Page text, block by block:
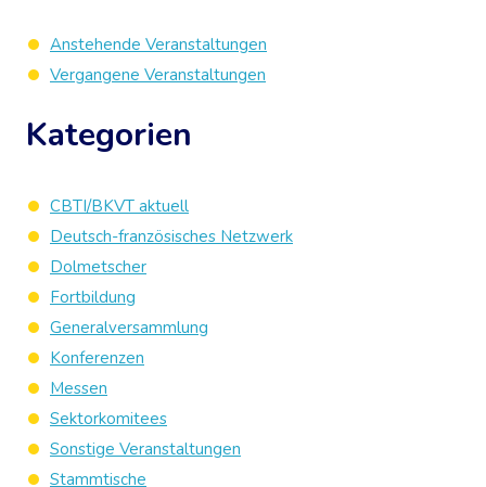
Anstehende Veranstaltungen
Vergangene Veranstaltungen
Kategorien
CBTI/BKVT aktuell
Deutsch-französisches Netzwerk
Dolmetscher
Fortbildung
Generalversammlung
Konferenzen
Messen
Sektorkomitees
Sonstige Veranstaltungen
Stammtische